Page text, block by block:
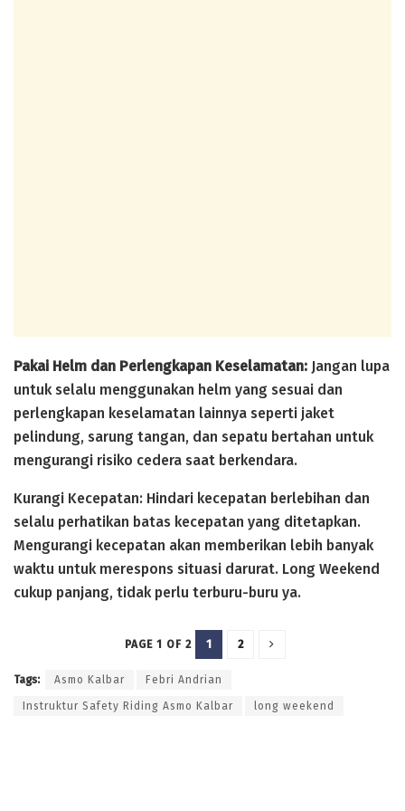
Pakai Helm dan Perlengkapan Keselamatan: Jangan lupa
untuk selalu menggunakan helm yang sesuai dan
perlengkapan keselamatan lainnya seperti jaket
pelindung, sarung tangan, dan sepatu bertahan untuk
mengurangi risiko cedera saat berkendara.
Kurangi Kecepatan: Hindari kecepatan berlebihan dan
selalu perhatikan batas kecepatan yang ditetapkan.
Mengurangi kecepatan akan memberikan lebih banyak
waktu untuk merespons situasi darurat. Long Weekend
cukup panjang, tidak perlu terburu-buru ya.
PAGE 1 OF 2 1 2
Tags: Asmo Kalbar Febri Andrian
Instruktur Safety Riding Asmo Kalbar long weekend